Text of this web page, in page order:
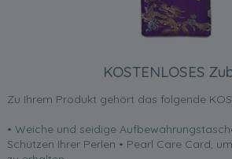
KOSTENLOSES
Zu Ihrem Produkt gehört das folgende
• Weiche und seidige
Schützen Ihrer Perlen • Pearl Care Card,